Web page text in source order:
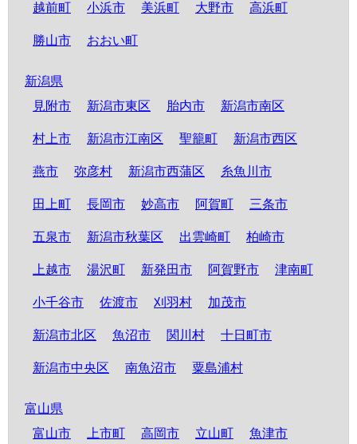
越前町 小浜市 美浜町 大野市 高浜町
勝山市 おおい町
新潟県
見附市
新潟市東区 胎内市 新潟市南区
村上市 新潟市江南区 聖籠町 新潟市西区
燕市 弥彦村 新潟市西蒲区 糸魚川市
田上町 長岡市 妙高市 阿賀町 三条市
五泉市 新潟市秋葉区 出雲崎町 柏崎市
上越市 湯沢町 新発田市 阿賀野市 津南町
小千谷市 佐渡市 刈羽村 加茂市
新潟市北区 魚沼市 関川村 十日町市
新潟市中央区 南魚沼市 粟島浦村
富山県
富山市
上市町 高岡市 立山町 魚津市